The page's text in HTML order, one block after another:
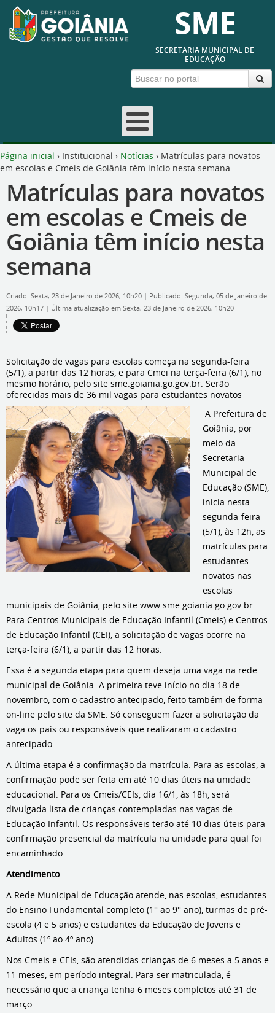
SME
SECRETARIA MUNICIPAL DE
EDUCAÇÃO
Página inicial › Institucional › Notícias › Matrículas para novatos
em escolas e Cmeis de Goiânia têm início nesta semana
Matrículas para novatos
em escolas e Cmeis de
Goiânia têm início nesta
semana
Criado: Sexta, 23 de Janeiro de 2026, 10h20 | Publicado: Segunda, 05 de Janeiro de
2026, 10h17 | Última atualização em Sexta, 23 de Janeiro de 2026, 10h20
Solicitação de vagas para escolas começa na segunda-feira
(5/1), a partir das 12 horas, e para Cmei na terça-feira (6/1), no
mesmo horário, pelo site sme.goiania.go.gov.br. Serão
oferecidas mais de 36 mil vagas para estudantes novatos
A Prefeitura de
Goiânia, por
meio da
Secretaria
Municipal de
Educação (SME),
inicia nesta
segunda-feira
(5/1), às 12h, as
matrículas para
estudantes
novatos nas
escolas
municipais de Goiânia, pelo site www.sme.goiania.go.gov.br.
Para Centros Municipais de Educação Infantil (Cmeis) e Centros
de Educação Infantil (CEI), a solicitação de vagas ocorre na
terça-feira (6/1), a partir das 12 horas.
Essa é a segunda etapa para quem deseja uma vaga na rede
municipal de Goiânia. A primeira teve início no dia 18 de
novembro, com o cadastro antecipado, feito também de forma
on-line pelo site da SME. Só conseguem fazer a solicitação da
vaga os pais ou responsáveis que realizaram o cadastro
antecipado.
A última etapa é a confirmação da matrícula. Para as escolas, a
confirmação pode ser feita em até 10 dias úteis na unidade
educacional. Para os Cmeis/CEIs, dia 16/1, às 18h, será
divulgada lista de crianças contempladas nas vagas de
Educação Infantil. Os responsáveis terão até 10 dias úteis para
confirmação presencial da matrícula na unidade para qual foi
encaminhado.
Atendimento
A Rede Municipal de Educação atende, nas escolas, estudantes
do Ensino Fundamental completo (1° ao 9° ano), turmas de pré-
escola (4 e 5 anos) e estudantes da Educação de Jovens e
Adultos (1º ao 4º ano).
Nos Cmeis e CEIs, são atendidas crianças de 6 meses a 5 anos e
11 meses, em período integral. Para ser matriculada, é
necessário que a criança tenha 6 meses completos até 31 de
março.